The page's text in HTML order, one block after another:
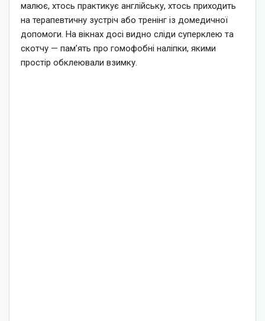
малює, хтось практикує англійську, хтось приходить
на терапевтичну зустріч або тренінг із домедичної
допомоги. На вікнах досі видно сліди суперклею та
скотчу — пам’ять про гомофобні наліпки, якими
простір обклеювали взимку.